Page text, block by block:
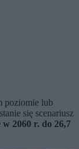
poziomie lub
się scenariusz
2060 r. do 26,7